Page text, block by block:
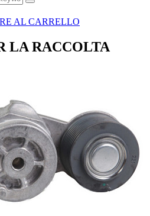
AL CARRELLO
LA RACCOLTA